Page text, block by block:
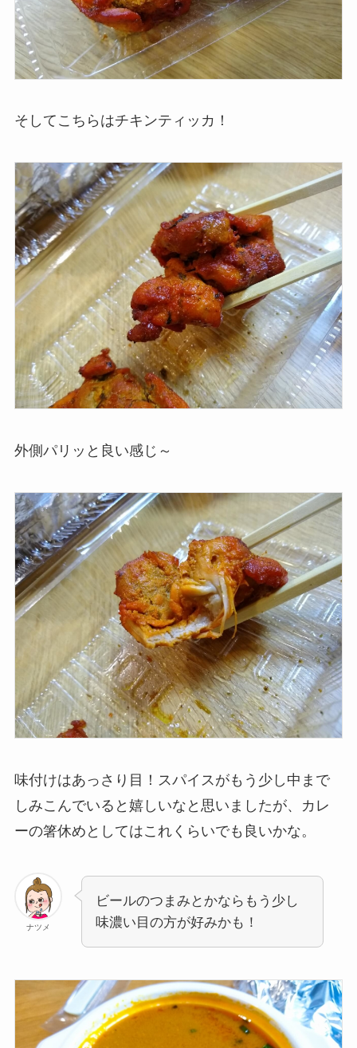
そしてこちらはチキンティッカ！
外側パリッと良い感じ～
味付けはあっさり目！スパイスがもう少し中まで
しみこんでいると嬉しいなと思いましたが、カレ
ーの箸休めとしてはこれくらいでも良いかな。
ナツメ
ビールのつまみとかならもう少し
味濃い目の方が好みかも！